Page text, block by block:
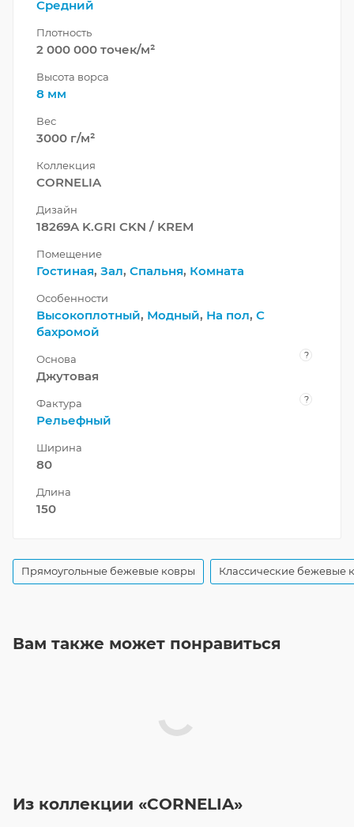
Средний
Плотность
2 000 000 точек/м²
Высота ворса
8 мм
Вес
3000 г/м²
Коллекция
CORNELIA
Дизайн
18269A K.GRI CKN / KREM
Помещение
Гостиная, Зал, Спальня, Комната
Особенности
Высокоплотный, Модный, На пол, С
бахромой
Основа ?
Джутовая
Фактура ?
Рельефный
Ширина
80
Длина
150
Прямоугольные бежевые ковры Классические бежевые
Вам также может понравиться
Из коллекции «CORNELIA»